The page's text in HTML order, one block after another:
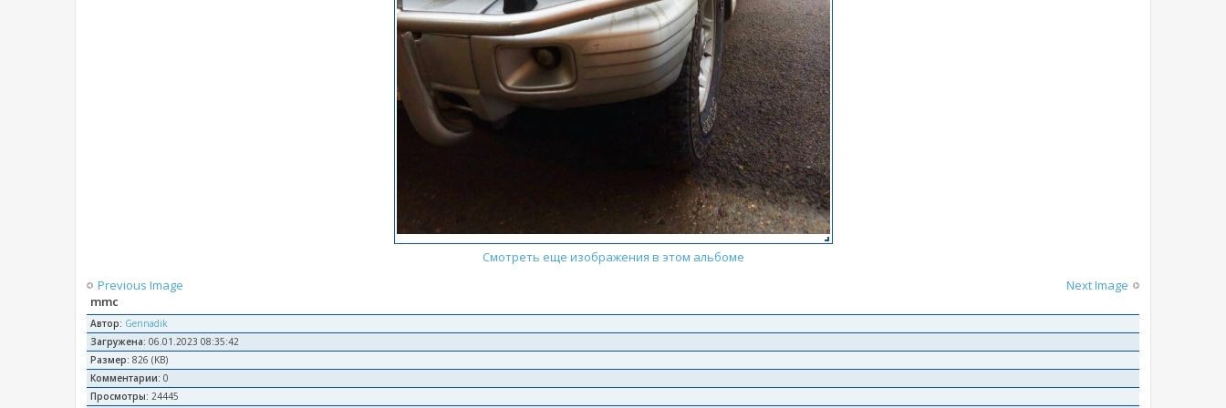
Смотреть еще изображения в этом альбоме
Previous Image
Next Image
mmc
Автор: Gennadik
Загружена: 06.01.2023 08:35:42
Размер: 826 (KB)
Комментарии: 0
Просмотры: 24445